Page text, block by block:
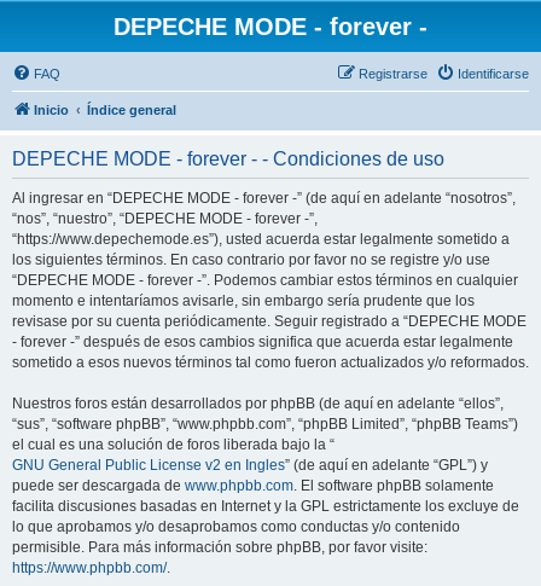
DEPECHE MODE - forever -
FAQ Identificarse
Registrarse
Inicio Índice general
DEPECHE MODE - forever - - Condiciones de uso
Al ingresar en “DEPECHE MODE - forever -” (de aquí en adelante “nosotros”,
“nos”, “nuestro”, “DEPECHE MODE - forever -”,
“https://www.depechemode.es”), usted acuerda estar legalmente sometido a
los siguientes términos. En caso contrario por favor no se registre y/o use
“DEPECHE MODE - forever -”. Podemos cambiar estos términos en cualquier
momento e intentaríamos avisarle, sin embargo sería prudente que los
revisase por su cuenta periódicamente. Seguir registrado a “DEPECHE MODE
- forever -” después de esos cambios significa que acuerda estar legalmente
sometido a esos nuevos términos tal como fueron actualizados y/o reformados.
Nuestros foros están desarrollados por phpBB (de aquí en adelante “ellos”,
“sus”, “software phpBB”, “www.phpbb.com”, “phpBB Limited”, “phpBB Teams”)
el cual es una solución de foros liberada bajo la “
GNU General Public License v2 en Ingles” (de aquí en adelante “GPL”) y
puede ser descargada de www.phpbb.com. El software phpBB solamente
facilita discusiones basadas en Internet y la GPL estrictamente los excluye de
lo que aprobamos y/o desaprobamos como conductas y/o contenido
permisible. Para más información sobre phpBB, por favor visite:
https://www.phpbb.com/.